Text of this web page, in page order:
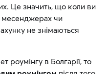
Це значить, що коли ви
месенджерах чи
не знімаються
роумінгу в Болгарії, то